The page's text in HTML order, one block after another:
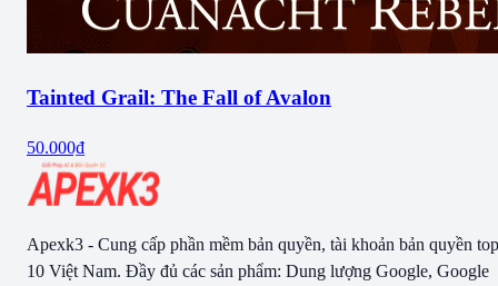
Tainted Grail: The Fall of Avalon
50.000₫
Apexk3 - Cung cấp phần mềm bản quyền, tài khoản bản quyền top
10 Việt Nam. Đầy đủ các sản phẩm: Dung lượng Google, Google